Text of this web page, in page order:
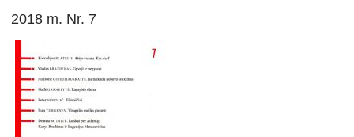
2018 m. Nr. 7